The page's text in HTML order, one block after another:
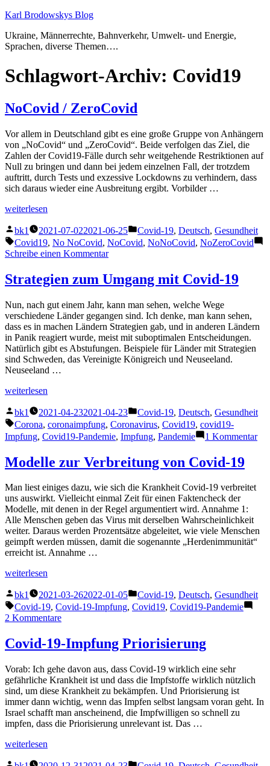
Zum
springen
Karl Brodowskys Blog
Ukraine, Männerrechte, Bahnverkehr, Umwelt- und Energie,
Sprachen, diverse Themen….
Schlagwort-Archiv: Covid19
NoCovid / ZeroCovid
Vor allem in Deutschland gibt es eine große Gruppe von Anhängern
von „NoCovid“ und „ZeroCovid“. Beide verfolgen das Ziel, die
Zahlen der Covid19-Fälle durch sehr weitgehende Restriktionen auf
Null zu bringen und dann bei jedem einzelnen Fall, der trotzdem
auftritt, durch Tests und exzessive Lockdowns zu verhindern, dass
sich daraus wieder eine Ausbreitung ergibt. Vorbilder …
„NoCovid
ZeroCovid“
weiterlesen
Veröffentlicht
von
bk1 2021-07-022021-06-25
Veröffentlicht
unter
Covid-19, Deutsch, Gesundheit
Schlagwörter:
Covid19, No NoCovid, NoCovid, NoNoCovid, NoZeroCovid
Schreibe einen Kommentarzu
/
ZeroCovid
Strategien zum Umgang mit Covid-19
Nun, nach gut einem Jahr, kann man sehen, welche Wege
verschiedene Länder gegangen sind. Ich denke, man kann sehen,
dass es in machen Ländern Strategien gab, und in anderen Ländern
in Panik reagiert wurde, meist mit suboptimalen Entscheidungen.
Natürlich gibt es Abstufungen. Beispiele für Länder mit Strategien
sind Schweden, das Vereinigte Königreich und Neuseeland.
Neuseeland …
„Strategien
Umgang
mit
Covid-
19“
weiterlesen
Veröffentlicht
von
bk1 2021-04-232021-04-23
Veröffentlicht
unter
Covid-19, Deutsch, Gesundheit
Schlagwörter:
Corona, coronaimpfung, Coronavirus, Covid19, covid19-
Impfung, Covid19-Pandemie, Impfung, Pandemie 1 Kommentarzu
Modelle zur Verbreitung von Covid-19
Man liest einiges dazu, wie sich die Krankheit Covid-19 verbreitet
uns auswirkt. Vielleicht einmal Zeit für einen Faktencheck der
Modelle, mit denen in der Regel argumentiert wird. Annahme 1:
Alle Menschen geben das Virus mit derselben Wahrscheinlichkeit
weiter. Daraus werden Prozentsätze abgeleitet, wie viele Menschen
geimpft werden müssen, damit die sogenannte „Herdenimmunität“
erreicht ist. Annahme …
„Modelle
Verbreitung
von
Covid-
weiterlesen
Veröffentlicht
von
bk1 2021-03-262022-01-05
Veröffentlicht
unter
Covid-19, Deutsch, Gesundheit
Schlagwörter:
Covid-19, Covid-19-Impfung, Covid19, Covid19-Pandemie
2 Kommentarezu
zur
Verbreitung
Covid-
19
Covid-19-Impfung Priorisierung
Vorab: Ich gehe davon aus, dass Covid-19 wirklich eine sehr
gefährliche Krankheit ist und dass die Impfstoffe wirklich nützlich
sind, um diese Krankheit zu bekämpfen. Und Priorisierung ist
immer dann wichtig, wenn das Impfen selbst langsam voran geht. In
Israel schafft man anscheinend, die Impfwilligen so schnell zu
impfen, dass die Priorisierung unrelevant ist. Das …
„Covid-
weiterlesen